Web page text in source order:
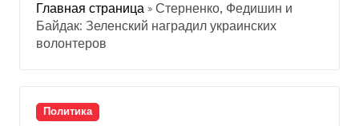
Главная страница » Стерненко, Федишин и
Байдак: Зеленский наградил украинских
волонтеров
Политика